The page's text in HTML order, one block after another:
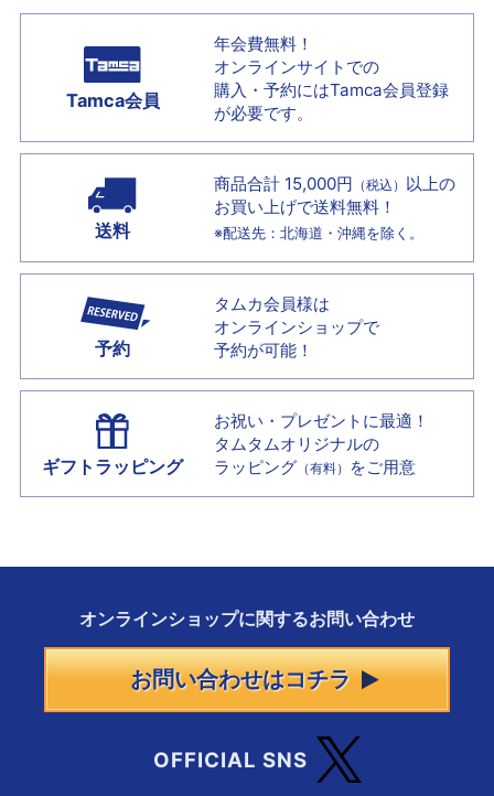
Tamca会員
年会費無料！
オンラインサイトでの
購入・予約にはTamca会員登録
が必要です。
送料
商品合計 15,000円 （税込） 以上の
お買い上げで送料無料！
※配送先：北海道・沖縄を除く。
予約
タムカ会員様は
オンラインショップで
予約が可能！
ギフトラッピング
お祝い・プレゼントに最適！
タムタムオリジナルの
ラッピング （有料） をご用意
オンラインショップに関するお問い合わせ
お問い合わせはコチラ
OFFICIAL SNS